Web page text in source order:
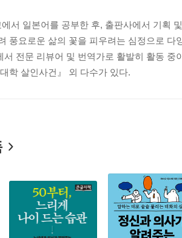
서 일본어를 공부한 후, 출판사에서 기획
풍요로운 삶의 꽃을 피우려는 심정으로
서 전문 리뷰어 및 번역가로 활발히 활동
학 살인사건』 외 다수가 있다.